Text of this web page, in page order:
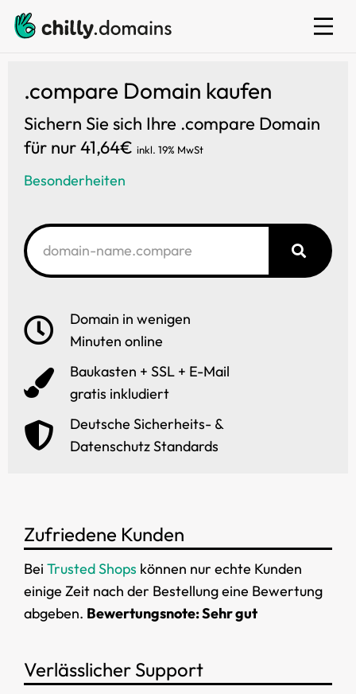
.compare Domain kaufen
Sichern Sie sich Ihre .compare Domain
für nur 41,64€ inkl. 19% MwSt
Besonderheiten
Domain in wenigen
Minuten online
Baukasten + SSL + E-Mail
gratis inkludiert
Deutsche Sicherheits- &
Datenschutz Standards
Zufriedene Kunden
Bei Trusted Shops können nur echte Kunden
einige Zeit nach der Bestellung eine Bewertung
abgeben. Bewertungsnote: Sehr gut
Verlässlicher Support